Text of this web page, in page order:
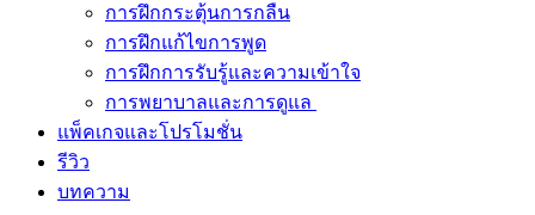
การฝึกกระตุ้นการกลืน
การฝึกแก้ไขการพูด
การฝึกการรับรู้และความเข้าใจ
การพยาบาลและการดูแล
แพ็คเกจและโปรโมชั่น
รีวิว
บทความ